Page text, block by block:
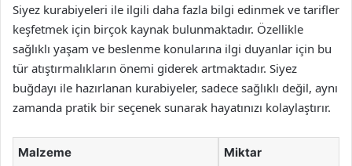
Siyez kurabiyeleri ile ilgili daha fazla bilgi edinmek ve tarifler
keşfetmek için birçok kaynak bulunmaktadır. Özellikle
sağlıklı yaşam ve beslenme konularına ilgi duyanlar için bu
tür atıştırmalıkların önemi giderek artmaktadır. Siyez
buğdayı ile hazırlanan kurabiyeler, sadece sağlıklı değil, aynı
zamanda pratik bir seçenek sunarak hayatınızı kolaylaştırır.
Malzeme Miktar